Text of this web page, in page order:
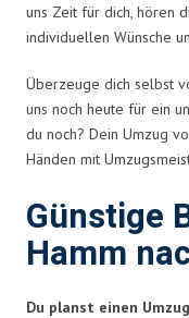
uns Zeit für dich, hören
individuellen Wünsche
Überzeuge dich selbst
uns noch heute für ein
du noch? Dein Umzug
Händen mit
Günstige
Hamm
Du planst einen